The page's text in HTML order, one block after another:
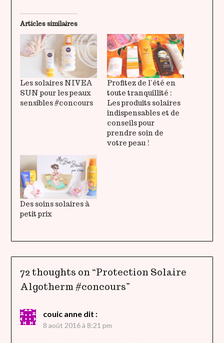
Articles similaires
Les solaires NIVEA
SUN pour les peaux
sensibles #concours
Profitez de l’été en
toute tranquillité :
Les produits solaires
indispensables et de
conseils pour
prendre soin de
votre peau !
Des soins solaires à
petit prix
72 thoughts on “Protection Solaire
Algotherm #concours”
couic anne dit :
8 août 2016 à 8:21 pm